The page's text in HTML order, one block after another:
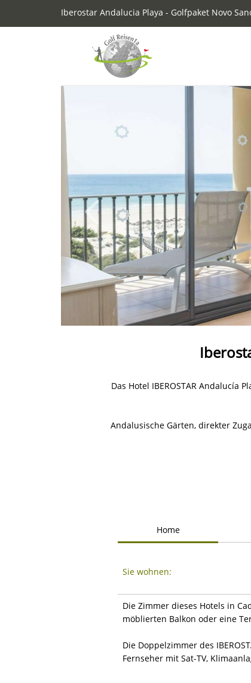
Iberostar Andalucia Playa - Golfpaket Novo
Das Hotel IBEROSTAR
Andalusische Gärten, direkter
Home
Sie wohnen:
Die Zimmer dieses Hotels in
möblierten Balkon oder eine
Die Doppelzimmer des
Fernseher mit Sat-TV,